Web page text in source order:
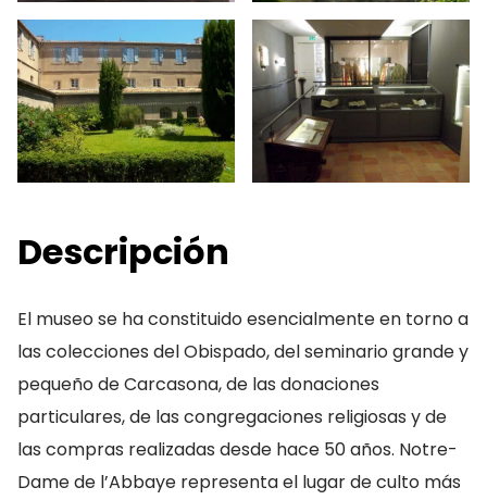
Descripción
El museo se ha constituido esencialmente en torno a
las colecciones del Obispado, del seminario grande y
pequeño de Carcasona, de las donaciones
particulares, de las congregaciones religiosas y de
las compras realizadas desde hace 50 años. Notre-
Dame de l’Abbaye representa el lugar de culto más